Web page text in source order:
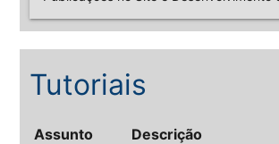
Tutoriais
Assunto Descrição